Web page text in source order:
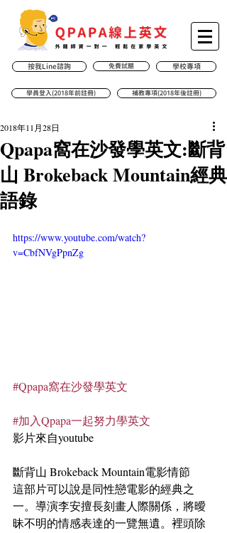
按我Line諮詢 免費試聽 學校專項
學員登入(2018年前註冊) 補教專項(2018年後註冊)
Qpapa窩在沙發學英文:斷背
山 Brokeback Mountain經典
語錄
2018年11月28日
https://www.youtube.com/watch?
v=CbfNVgPpnZg
#Qpapa窩在沙發學英文
#加入Qpapa一起努力學英文
影片來自youtube
斷背山 Brokeback Mountain電影情節
這部片可以說是同性戀電影的經典之
一。導演李安擅長刻畫人際關係，將曖
昧不明的情感表達的一覽無遺。裡頭除